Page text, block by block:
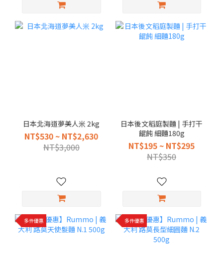
日本北海道夢美人米 2kg
NT$530 ~ NT$2,630
NT$3,000
日本後文稻庭製麵 | 手打干
餛飩 細麵180g
NT$195 ~ NT$295
NT$350
多件優惠 多件優惠